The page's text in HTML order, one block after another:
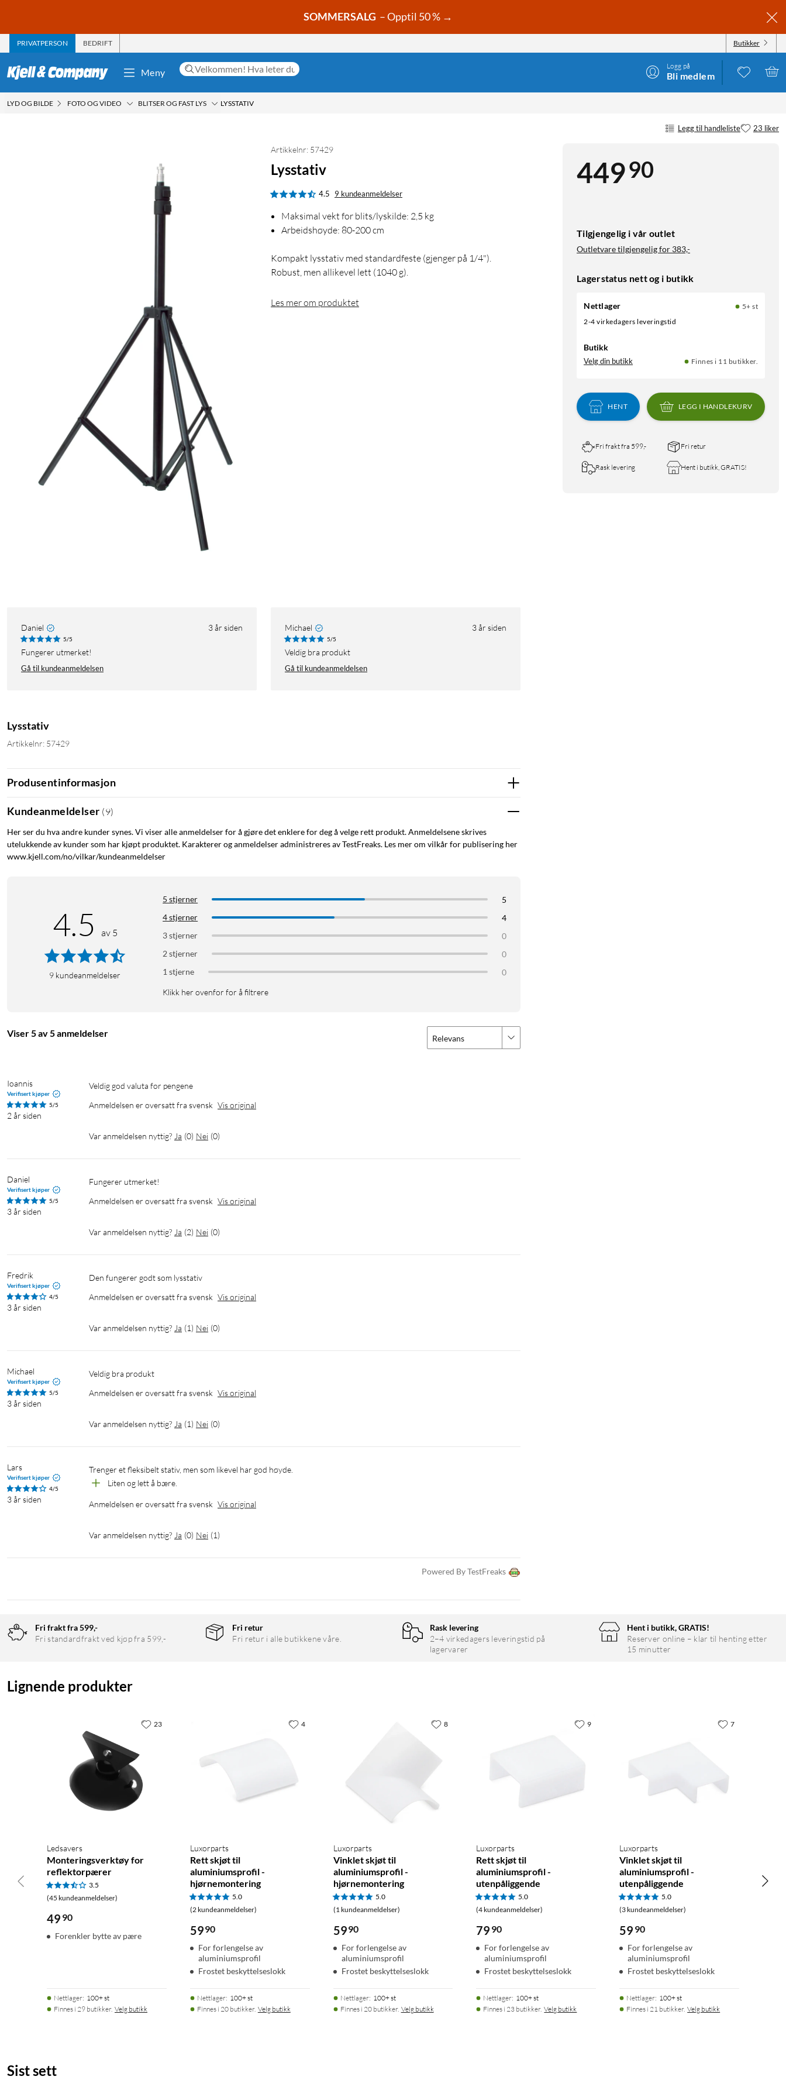
SOMMERSALG – Opptil 50 % →
PRIVATPERSON BEDRIFT Butikker
Meny
Logg på
Bli medlem
LYD OG BILDE FOTO OG VIDEO BLITSER OG FAST LYS LYSSTATIV
Legg til handleliste 23 liker
44990
Tilgjengelig i vår outlet
Outletvare tilgjengelig for 383,-
Lagerstatus nett og i butikk
Nettlager
5+ st
2-4 virkedagers leveringstid
Butikk
Velg din butikk Finnes i 11 butikker.
HENT LEGG I HANDLEKURV
Fri frakt fra 599,- Fri retur
Rask levering Hent i butikk, GRATIS!
Artikkelnr: 57429
Lysstativ
4.5 9 kundeanmeldelser
Maksimal vekt for blits/lyskilde: 2,5 kg
Arbeidshøyde: 80-200 cm
Kompakt lysstativ med standardfeste (gjenger på 1/4").
Robust, men allikevel lett (1040 g).
Les mer om produktet
Daniel 3 år siden
5/5
Fungerer utmerket!
Gå til kundeanmeldelsen
Michael 3 år siden
5/5
Veldig bra produkt
Gå til kundeanmeldelsen
Lysstativ
Artikkelnr: 57429
Produsentinformasjon
Kundeanmeldelser (9)
Her ser du hva andre kunder synes. Vi viser alle anmeldelser for å gjøre det enklere for deg å velge rett produkt. Anmeldelsene skrives
utelukkende av kunder som har kjøpt produktet. Karakterer og anmeldelser administreres av TestFreaks. Les mer om vilkår for publisering her
www.kjell.com/no/vilkar/kundeanmeldelser
4.5 av 5
9 kundeanmeldelser
5 stjerner
5
4 stjerner
4
3 stjerner
0
2 stjerner
0
1 stjerne
0
Klikk her ovenfor for å filtrere
Viser 5 av 5 anmeldelser Relevans
Ioannis
Verifisert kjøper
5/5
2 år siden
Veldig god valuta for pengene
Anmeldelsen er oversatt fra svensk Vis original
Var anmeldelsen nyttig? Ja (0) Nei (0)
Daniel
Verifisert kjøper
5/5
3 år siden
Fungerer utmerket!
Anmeldelsen er oversatt fra svensk Vis original
Var anmeldelsen nyttig? Ja (2) Nei (0)
Fredrik
Verifisert kjøper
4/5
3 år siden
Den fungerer godt som lysstativ
Anmeldelsen er oversatt fra svensk Vis original
Var anmeldelsen nyttig? Ja (1) Nei (0)
Michael
Verifisert kjøper
5/5
3 år siden
Veldig bra produkt
Anmeldelsen er oversatt fra svensk Vis original
Var anmeldelsen nyttig? Ja (1) Nei (0)
Lars
Verifisert kjøper
4/5
3 år siden
Trenger et fleksibelt stativ, men som likevel har god høyde.
Liten og lett å bære.
Anmeldelsen er oversatt fra svensk Vis original
Var anmeldelsen nyttig? Ja (0) Nei (1)
Powered By TestFreaks
Fri frakt fra 599,-
Fri standardfrakt ved kjøp fra 599,-
Fri retur
Fri retur i alle butikkene våre.
Rask levering
2–4 virkedagers leveringstid på
lagervarer
Hent i butikk, GRATIS!
Reserver online – klar til henting etter
15 minutter
Lignende produkter
Ledsavers
Monteringsverktøy for
reflektorpærer
3.5
(45 kundeanmeldelser)
49 90
Forenkler bytte av pære
Nettlager: 100+ st
Finnes i 29 butikker. Velg butikk
23
Luxorparts
Rett skjøt til
aluminiumsprofil -
hjørnemontering
5.0
(2 kundeanmeldelser)
5990
For forlengelse av
aluminiumsprofil
Frostet beskyttelseslokk
Nettlager: 100+ st
Finnes i 20 butikker. Velg butikk
4
Luxorparts
Vinklet skjøt til
aluminiumsprofil -
hjørnemontering
5.0
(1 kundeanmeldelser)
5990
For forlengelse av
aluminiumsprofil
Frostet beskyttelseslokk
Nettlager: 100+ st
Finnes i 20 butikker. Velg butikk
8
Luxorparts
Rett skjøt til
aluminiumsprofil -
utenpåliggende
5.0
(4 kundeanmeldelser)
79 90
For forlengelse av
aluminiumsprofil
Frostet beskyttelseslokk
Nettlager: 100+ st
Finnes i 23 butikker. Velg butikk
9
Luxorparts
Vinklet skjøt til
aluminiumsprofil -
utenpåliggende
5.0
(3 kundeanmeldelser)
59 90
For forlengelse av
aluminiumsprofil
Frostet beskyttelseslokk
Nettlager: 100+ st
Finnes i 21 butikker. Velg butikk
7
Sist sett